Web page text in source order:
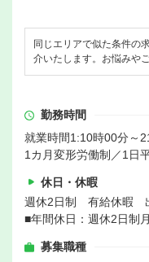
同じエリアで似た条件の
介いたします。お悩みや
勤務時間
就業時間1:10時00分～
1カ月変形労働制／1日
休日・休暇
週休2日制 有給休暇
■年間休日：週休2日制
募集職種